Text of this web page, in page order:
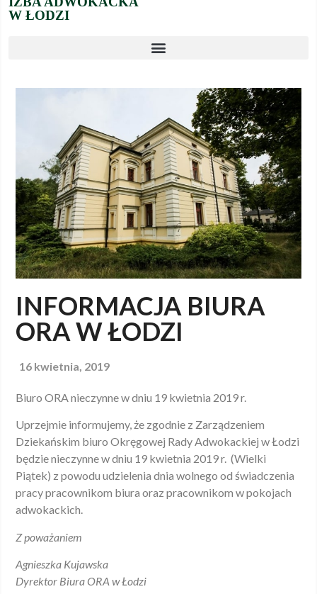
W ŁODZI
INFORMACJA BIURA
ORA W ŁODZI
16 kwietnia, 2019
Biuro ORA nieczynne w dniu 19 kwietnia 2019 r.
Uprzejmie informujemy, że zgodnie z Zarządzeniem
Dziekańskim biuro Okręgowej Rady Adwokackiej w Łodzi
będzie nieczynne w dniu 19 kwietnia 2019 r. (Wielki
Piątek) z powodu udzielenia dnia wolnego od świadczenia
pracy pracownikom biura oraz pracownikom w pokojach
adwokackich.
Z poważaniem
Agnieszka Kujawska
Dyrektor Biura ORA w Łodzi